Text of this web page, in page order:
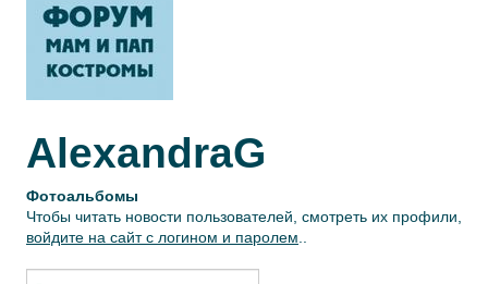
AlexandraG
Фотоальбомы
Чтобы читать новости пользователей, смотреть их профили,
войдите на сайт с логином и паролем